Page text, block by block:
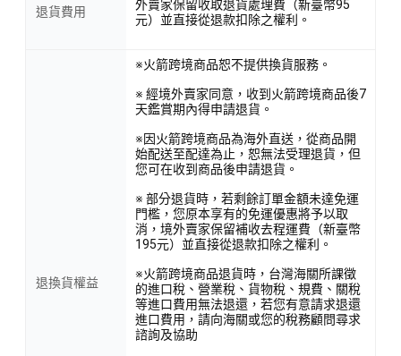
退貨費用
外賣家保留收取退貨處理費（新臺幣95
元）並直接從退款扣除之權利。
退換貨權益
※火箭跨境商品恕不提供換貨服務。
※ 經境外賣家同意，收到火箭跨境商品後7
天鑑賞期內得申請退貨。
※因火箭跨境商品為海外直送，從商品開
始配送至配達為止，恕無法受理退貨，但
您可在收到商品後申請退貨。
※ 部分退貨時，若剩餘訂單金額未達免運
門檻，您原本享有的免運優惠將予以取
消，境外賣家保留補收去程運費（新臺幣
195元）並直接從退款扣除之權利。
※火箭跨境商品退貨時，台灣海關所課徵
的進口稅、營業稅、貨物稅、規費、關稅
等進口費用無法退還，若您有意請求退還
進口費用，請向海關或您的稅務顧問尋求
諮詢及協助